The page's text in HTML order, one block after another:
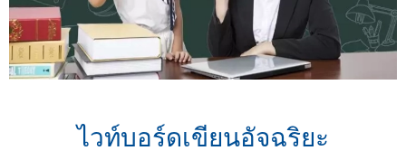
ไวท์บอร์ดเขียนอัจฉริยะ